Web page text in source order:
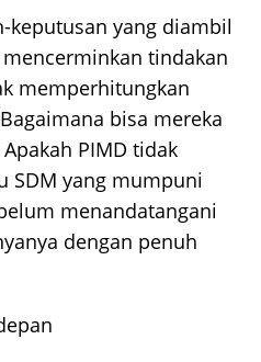
keputusan yang diambil
tindakan
memperhitungkan
bisa mereka
PIMD tidak
SDM yang mumpuni
menandatangani
dengan penuh